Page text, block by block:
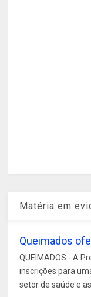
Matéria em
Queimados
QUEIMADOS - A
inscrições para
setor de saúde e